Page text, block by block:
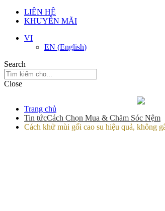
LIÊN HỆ
KHUYẾN MÃI
VI
EN (English)
Search
Close
Trang chủ
Tin tứcCách Chọn Mua & Chăm Sóc Nệm
Cách khử mùi gối cao su hiệu quả, không